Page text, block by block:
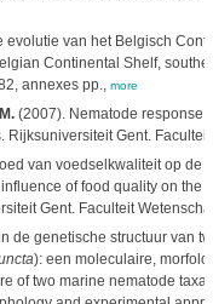
van het Belgisch
Continental Shelf,
annexes pp., more
(2007). Nematode response
Gent.
van voedselkwaliteit op de
of food quality on the
Gent. Faculteit
de genetische structuur van
): een moleculaire,
of two marine nematode taxa